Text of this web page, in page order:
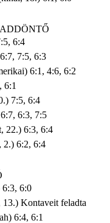
6:4
7:5, 6:3
6:1, 4:6, 6:2
6:1
7:5, 6:4
6:3, 7:5
22.) 6:3, 6:4
2.) 6:2, 6:4
6:3, 6:0
Kontaveit feladta
6:4, 6:1